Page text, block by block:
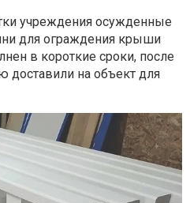
учреждения осужденные
для ограждения крыши
в короткие сроки, после
доставили на объект для